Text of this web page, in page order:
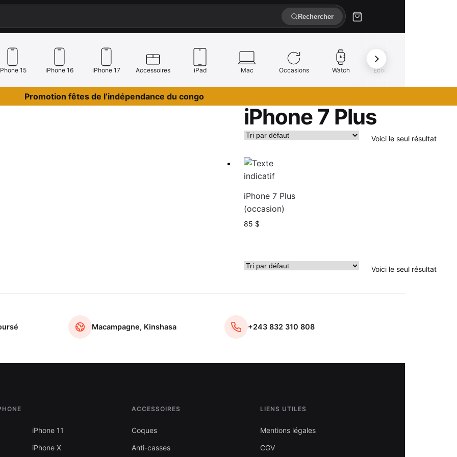
Rechercher
15 iPhone 16 iPhone 17 Accessoires iPad Mac Occasions Watch Écouteurs
Promotion fêtes de l’indépendance du congo
iPhone 7 Plus
Voici le seul résultat
iPhone 7 Plus
(occasion)
85 $
Voici le seul résultat
Macampagne, Kinshasa +243 832 310 808
iPhone 11
iPhone X
ACCESSOIRES
Coques
Anti-casses
LIENS UTILES
Mentions légales
CGV